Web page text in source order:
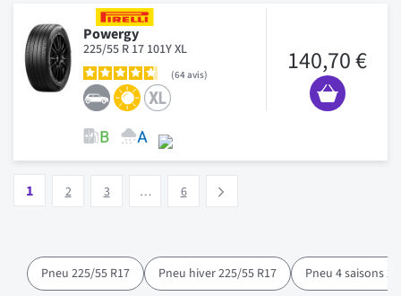
Powergy
225/55 R 17 101Y XL
64avis 140,70 €
Vous lisez actuellement la page
1 2 3 … 6
Pneu 225/55 R17 Pneu hiver 225/55 R17 Pneu 4 saisons